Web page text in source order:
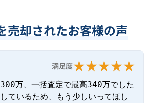
売却されたお客様の声
満足度
万、一括査定で最高340万でした
ているため、もう少しいってほし